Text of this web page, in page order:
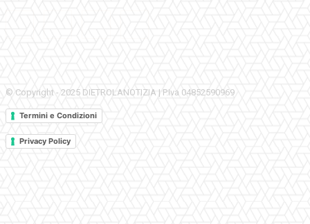
© Copyright - 2025 DIETROLANOTIZIA | P.Iva 04852590969
Termini e Condizioni
Privacy Policy